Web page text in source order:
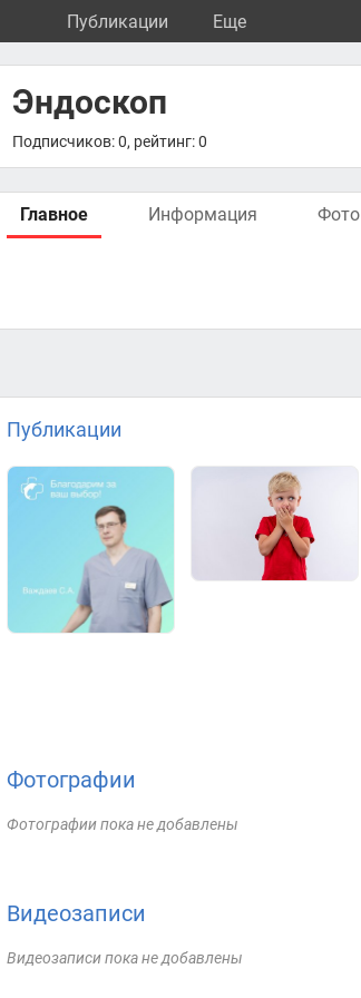
Публикации Eще
Эндоскоп
Подписчиков: 0, рейтинг: 0
Главное Информация Фото
Публикации
Фотографии
Фотографии пока не добавлены
Видеозаписи
Видеозаписи пока не добавлены